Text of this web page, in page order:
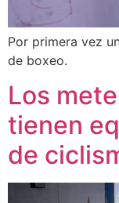
Por primera vez
de boxeo.
Los
tienen
de